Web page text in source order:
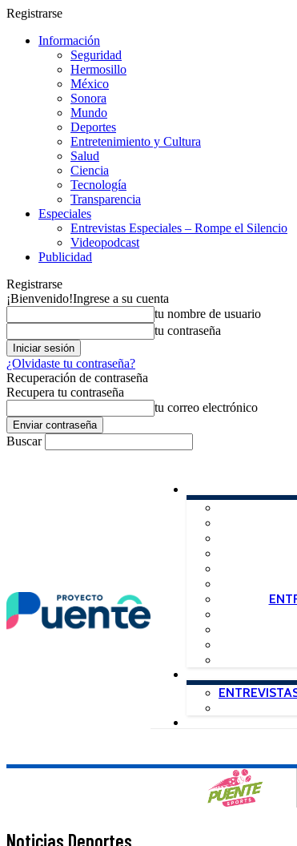
Registrarse
Información
Seguridad
Hermosillo
México
Sonora
Mundo
Deportes
Entretenimiento y Cultura
Salud
Ciencia
Tecnología
Transparencia
Especiales
Entrevistas Especiales – Rompe el Silencio
Videopodcast
Publicidad
Registrarse
¡Bienvenido!Ingrese a su cuenta
tu nombre de usuario
tu contraseña
¿Olvidaste tu contraseña?
Recuperación de contraseña
Recupera tu contraseña
tu correo electrónico
Buscar
Noticias Deportes